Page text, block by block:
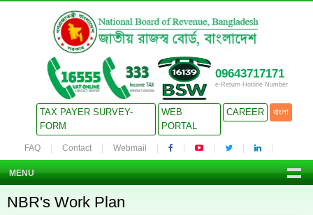
09643717171
e-Return Hotline Number
TAX PAYER SURVEY-
FORM
WEB
PORTAL
CAREER বাংলা
FAQ Contact Webmail
MENU
NBR's Work Plan